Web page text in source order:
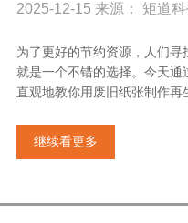
2025-12-15 来源： 矩道
为了更好的节约资源，人们
就是一个不错的选择。今天
直观地教你用废旧纸张制作再
继续看更多